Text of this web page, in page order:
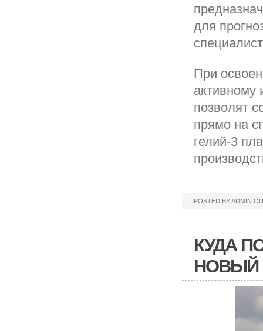
для
При
активному
позволят
прямо на
гелий-3
POSTED BYADMIN
КУДА
НОВЫЙ